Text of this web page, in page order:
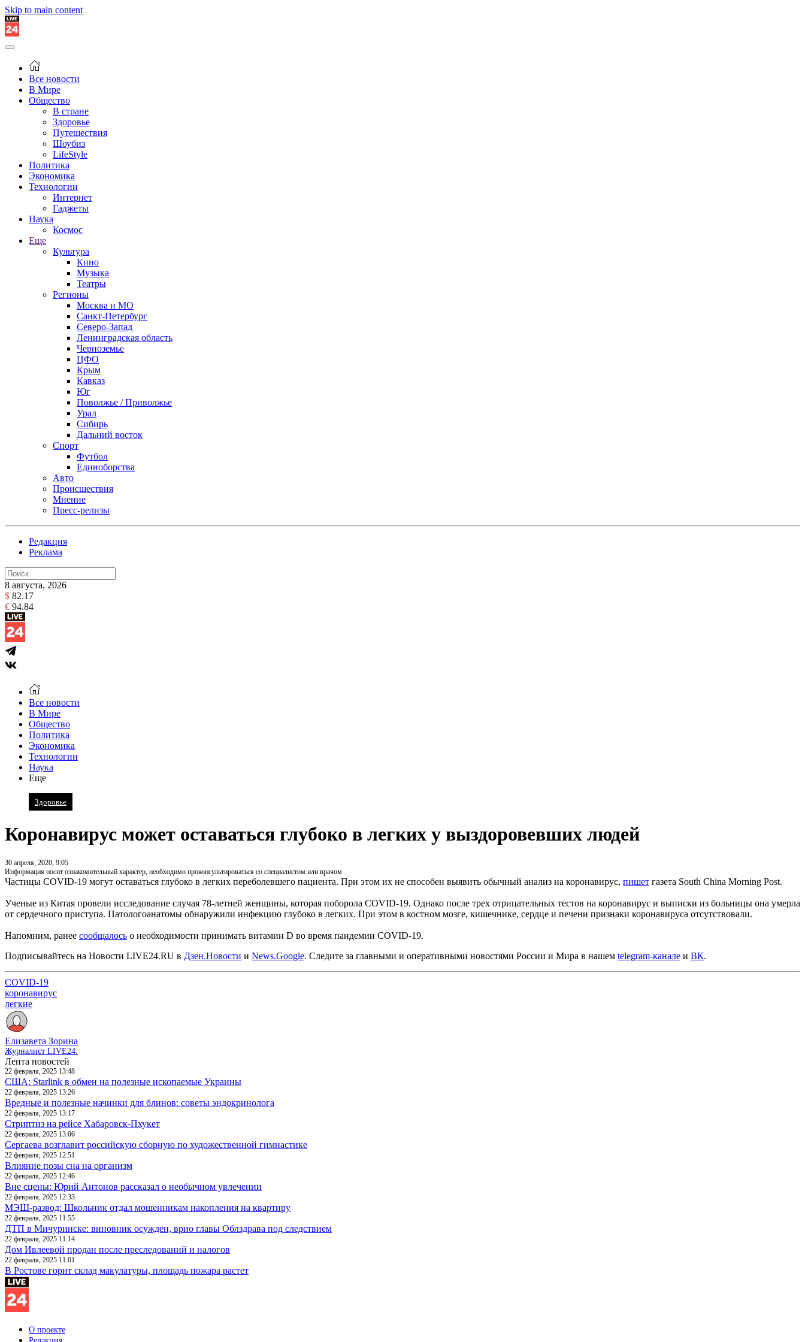
Skip to main content
Все новости
В Мире
Общество
В стране
Здоровье
Путешествия
Шоубиз
LifeStyle
Политика
Экономика
Технологии
Интернет
Гаджеты
Наука
Космос
Еще
Культура
Кино
Музыка
Театры
Регионы
Москва и МО
Санкт-Петербург
Северо-Запад
Ленинградская область
Черноземье
ЦФО
Крым
Кавказ
Юг
Поволжье / Приволжье
Урал
Сибирь
Дальний восток
Спорт
Футбол
Единоборства
Авто
Происшествия
Мнение
Пресс-релизы
Редакция
Реклама
8 августа, 2026
$ 82.17
€ 94.84
Все новости
В Мире
Общество
Политика
Экономика
Технологии
Наука
Еще
Здоровье
Коронавирус может оставаться глубоко в легких у выздоровевших людей
30 апреля, 2020, 9:05
Информация носит ознакомительный характер, необходимо проконсультироваться со специалистом или врачом
Частицы COVID-19 могут оставаться глубоко в легких переболевшего пациента. При этом их не способен выявить обычный анализ на коронавирус, пишет газета South China Morning Post.
Ученые из Китая провели исследование случая 78-летней женщины, которая поборола COVID-19. Однако после трех отрицательных тестов на коронавирус и выписки из больницы она умерла
от сердечного приступа. Патологоанатомы обнаружили инфекцию глубоко в легких. При этом в костном мозге, кишечнике, сердце и печени признаки коронавируса отсутствовали.
Напомним, ранее сообщалось о необходимости принимать витамин D во время пандемии COVID-19.
Подписывайтесь на Новости LIVE24.RU в Дзен.Новости и News.Google. Следите за главными и оперативными новостями России и Мира в нашем telegram-канале и ВК.
COVID-19
коронавирус
легкие
Елизавета Зорина
Журналист LIVE24.
Лента новостей
22 февраля, 2025 13:48
США: Starlink в обмен на полезные ископаемые Украины
22 февраля, 2025 13:26
Вредные и полезные начинки для блинов: советы эндокринолога
22 февраля, 2025 13:17
Стриптиз на рейсе Хабаровск-Пхукет
22 февраля, 2025 13:06
Сергаева возглавит российскую сборную по художественной гимнастике
22 февраля, 2025 12:51
Влияние позы сна на организм
22 февраля, 2025 12:46
Вне сцены: Юрий Антонов рассказал о необычном увлечении
22 февраля, 2025 12:33
МЭШ-развод: Школьник отдал мошенникам накопления на квартиру
22 февраля, 2025 11:55
ДТП в Мичуринске: виновник осужден, врио главы Облздрава под следствием
22 февраля, 2025 11:14
Дом Ивлеевой продан после преследований и налогов
22 февраля, 2025 11:01
В Ростове горит склад макулатуры, площадь пожара растет
О проекте